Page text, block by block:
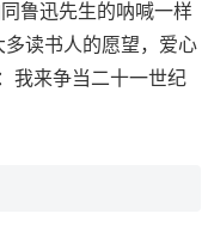
鲁迅先生的呐喊一样
读书人的愿望，爱心
我来争当二十一世纪